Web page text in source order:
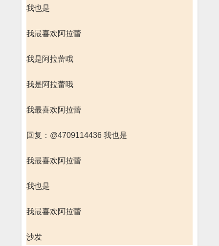
我也是
我最喜欢阿拉蕾
我是阿拉蕾哦
我是阿拉蕾哦
我最喜欢阿拉蕾
回复：@4709114436 我也是
我最喜欢阿拉蕾
我也是
我最喜欢阿拉蕾
沙发